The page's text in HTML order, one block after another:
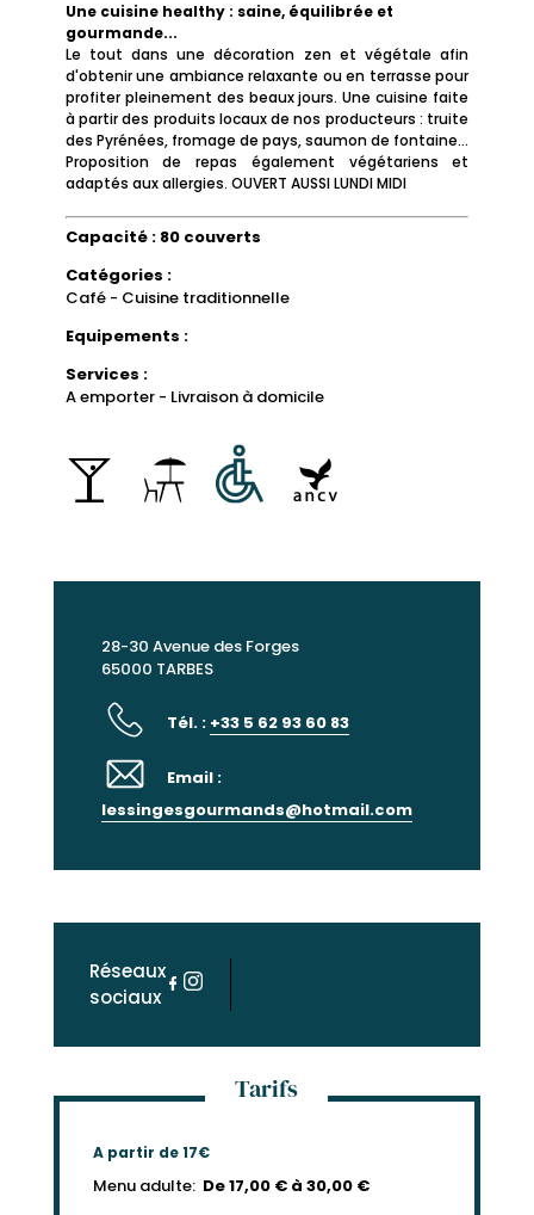
Une cuisine healthy : saine, équilibrée et
gourmande...
Le tout dans une décoration zen et végétale afin
d'obtenir une ambiance relaxante ou en terrasse pour
profiter pleinement des beaux jours. Une cuisine faite
à partir des produits locaux de nos producteurs : truite
des Pyrénées, fromage de pays, saumon de fontaine...
Proposition de repas également végétariens et
adaptés aux allergies. OUVERT AUSSI LUNDI MIDI
Capacité : 80 couverts
Catégories :
Café - Cuisine traditionnelle
Equipements :
Services :
A emporter - Livraison à domicile
28-30 Avenue des Forges
65000 TARBES
Tél. : +33 5 62 93 60 83
Email :
lessingesgourmands@hotmail.com
Réseaux
sociaux
Tarifs
A partir de 17€
Menu adulte: De 17,00 € à 30,00 €